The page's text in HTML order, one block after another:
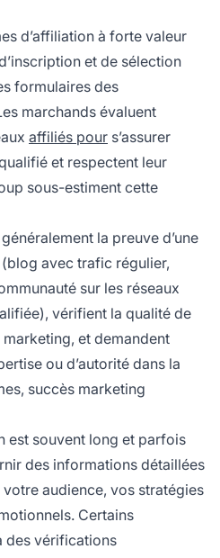
d’affiliation à forte valeur
et de sélection
formulaires des
marchands évaluent
affiliés pour s’assurer
et respectent leur
sous-estiment cette
la preuve d’une
avec trafic régulier,
sur les réseaux
vérifient la qualité de
et demandent
ou d’autorité dans la
succès marketing
est souvent long et parfois
des informations détaillées
audience, vos stratégies
Certains
des vérifications